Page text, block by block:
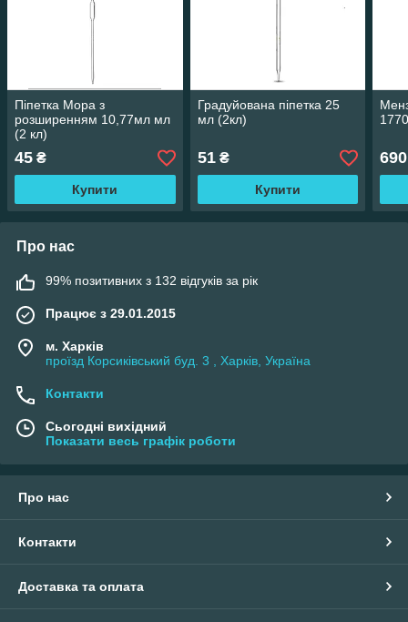
Піпетка Мора з
розширенням 10,77мл мл
(2 кл)
45 ₴
Купити
Градуйована піпетка 25
мл (2кл)
51₴
Купити
690
Про нас
99% позитивних з 132 відгуків за рік
Працює з 29.01.2015
м. Харків
проїзд Корсиківський буд. 3 , Харків, Україна
Контакти
Сьогодні вихідний
Показати весь графік роботи
Про нас
Контакти
Доставка та оплата